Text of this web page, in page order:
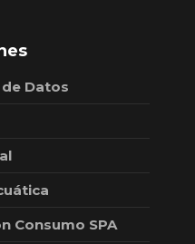
Datos
Consumo SPA